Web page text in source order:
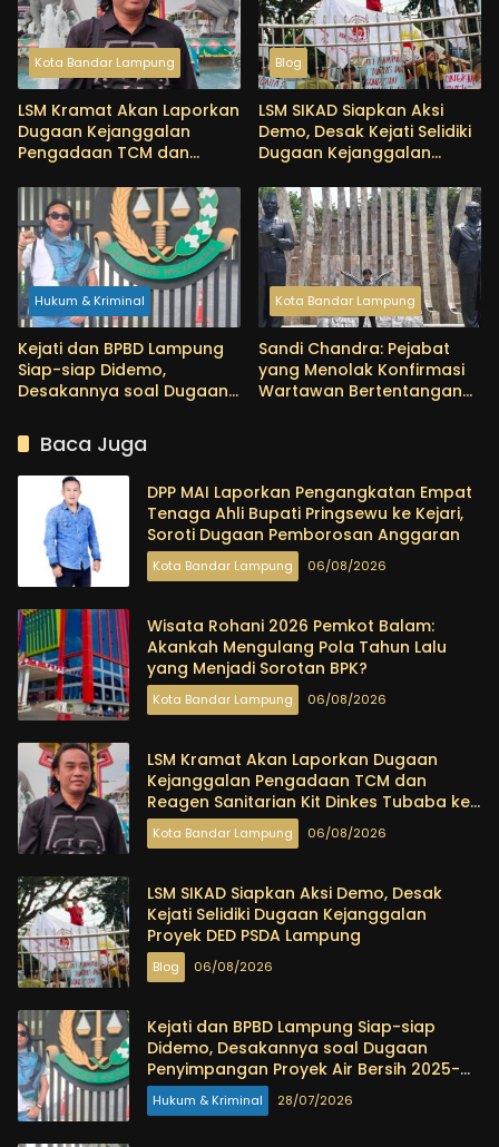
Kota Bandar Lampung
LSM Kramat Akan Laporkan
Dugaan Kejanggalan
Pengadaan TCM dan
Dinkes Tubaba ke KPK dan
Kejagung
Blog
LSM SIKAD Siapkan Aksi
Demo, Desak Kejati Selidiki
Dugaan Kejanggalan
Hukum & Kriminal
Kejati dan BPBD Lampung
Siap-siap Didemo,
Desakannya soal Dugaan
Bersih 2025-2026
Kota Bandar Lampung
Sandi Chandra: Pejabat
yang Menolak Konfirmasi
Wartawan Bertentangan
Baca Juga
DPP MAI Laporkan Pengangkatan Empat
Tenaga Ahli Bupati Pringsewu ke Kejari,
Soroti Dugaan Pemborosan Anggaran
Kota Bandar Lampung 06/08/2026
Wisata Rohani 2026 Pemkot Balam:
Akankah Mengulang Pola Tahun Lalu
yang Menjadi Sorotan BPK?
Kota Bandar Lampung 06/08/2026
LSM Kramat Akan Laporkan Dugaan
Kejanggalan Pengadaan TCM dan
Reagen Sanitarian Kit Dinkes Tubaba ke
KPK dan Kejagung
Kota Bandar Lampung 06/08/2026
LSM SIKAD Siapkan Aksi Demo, Desak
Kejati Selidiki Dugaan Kejanggalan
Proyek DED PSDA Lampung
Blog 06/08/2026
Kejati dan BPBD Lampung Siap-siap
Didemo, Desakannya soal Dugaan
Penyimpangan Proyek Air Bersih 2025-
2026
Hukum & Kriminal 28/07/2026